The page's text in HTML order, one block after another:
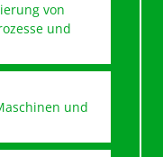
von
und
und